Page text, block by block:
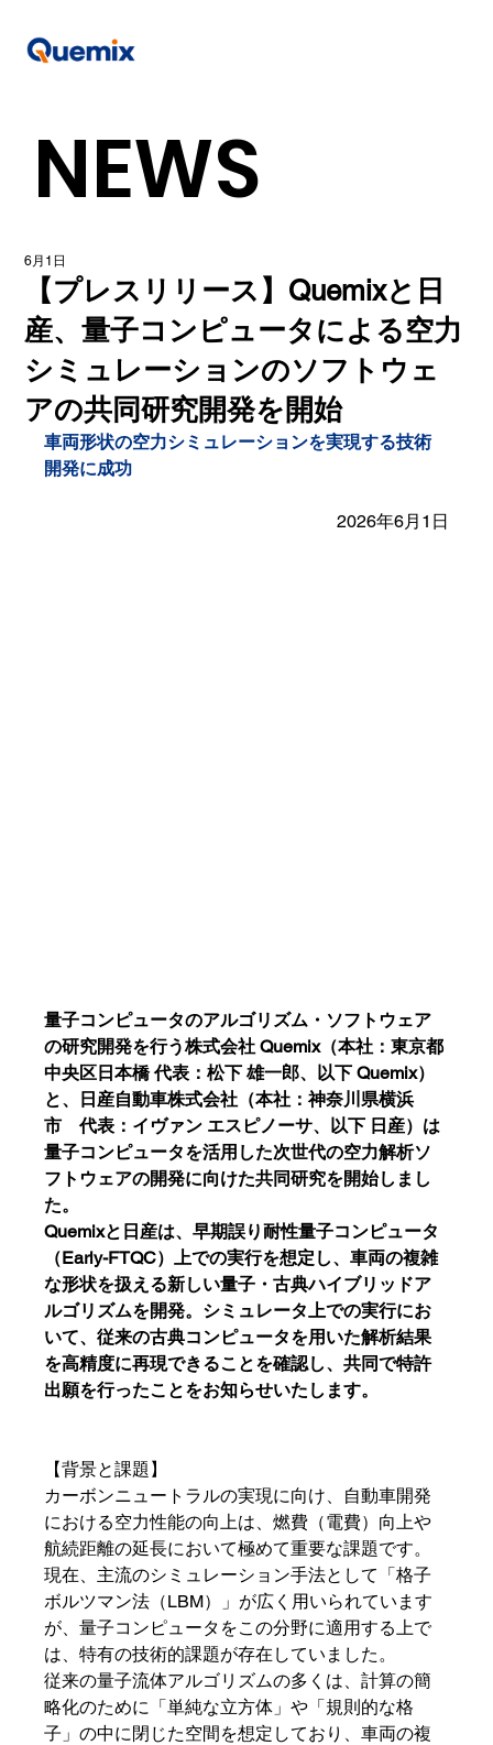
【プレスリリース】Quemixと日
産、量子コンピュータによる空力
シミュレーションのソフトウェ
アの共同研究開発を開始
6月1日
車両形状の空力シミュレーションを実現する技術
開発に成功
2026年6月1日
量子コンピュータのアルゴリズム・ソフトウェア
の研究開発を行う株式会社 Quemix（本社：東京都
中央区日本橋 代表：松下 雄一郎、以下 Quemix）
と、日産自動車株式会社（本社：神奈川県横浜
市　代表：イヴァン エスピノーサ、以下 日産）は
量子コンピュータを活用した次世代の空力解析ソ
フトウェアの開発に向けた共同研究を開始しまし
た。
Quemixと日産は、早期誤り耐性量子コンピュータ
（Early-FTQC）上での実行を想定し、車両の複雑
な形状を扱える新しい量子・古典ハイブリッドア
ルゴリズムを開発。シミュレータ上での実行にお
いて、従来の古典コンピュータを用いた解析結果
を高精度に再現できることを確認し、共同で特許
出願を行ったことをお知らせいたします。
【背景と課題】
カーボンニュートラルの実現に向け、自動車開発
における空力性能の向上は、燃費（電費）向上や
航続距離の延長において極めて重要な課題です。
現在、主流のシミュレーション手法として「格子
ボルツマン法（LBM）」が広く用いられています
が、量子コンピュータをこの分野に適用する上で
は、特有の技術的課題が存在していました。
従来の量子流体アルゴリズムの多くは、計算の簡
略化のために「単純な立方体」や「規則的な格
子」の中に閉じた空間を想定しており、車両の複
NEWS